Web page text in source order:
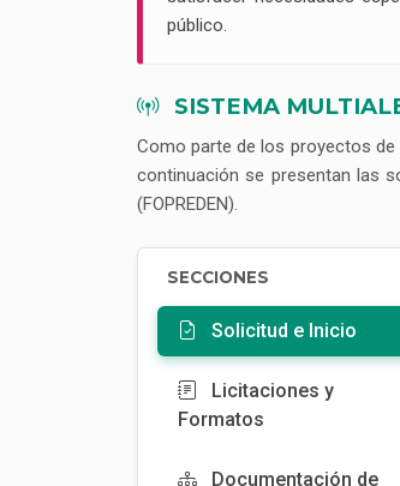
público.
SISTEMA
Como parte de los proyectos
continuación se presentan las
(FOPREDEN).
SECCIONES
Solicitud e Inicio
Licitaciones y
Formatos
Documentación de